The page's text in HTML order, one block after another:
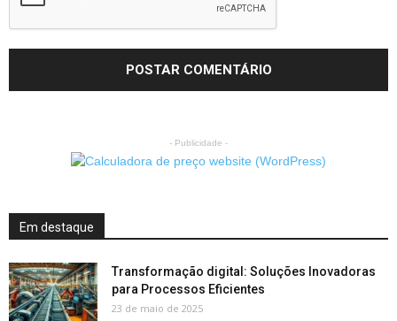
- Publicidade -
Em destaque
Transformação digital: Soluções Inovadoras
para Processos Eficientes
23 de maio de 2025